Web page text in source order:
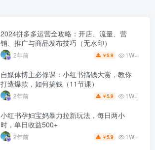
2024拼多多运营全攻略：开店、流量、营
销、推广与商品发布技巧（无水印）
2年前 ￥5.9 1W+
自媒体博主必修课：小红书搞钱大赏，教你
打造爆款，如何搞钱（11节课）
2年前 ￥5.9 1W+
小红书孕妇宝妈暴力拉新玩法，每日两小
时，单日收益500+
2年前 ￥5.9 1W+